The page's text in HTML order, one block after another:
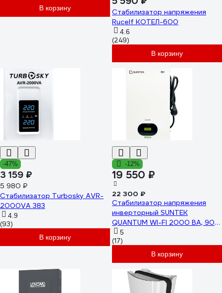
В корзину
Стабилизатор напряжения
Rucelf КОТЕЛ-600
4.6
(249)
В корзину
-47%
3 159 ₽
5 980 ₽
Стабилизатор Turbosky AVR-
2000VA 383
4.9
(93)
В корзину
-12%
19 550 ₽
22 300 ₽
Стабилизатор напряжения
инверторный SUNTEK
QUANTUM WI-FI 2000 ВА, 90-
310 В IN-2000 WI
5
(17)
В корзину